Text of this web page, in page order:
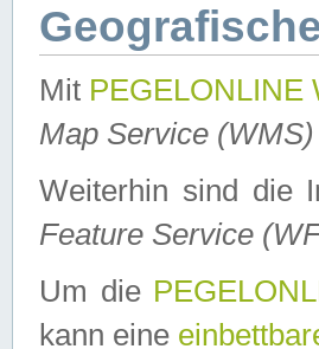
Mit PEGELONLINE
Map Service (WMS)
Weiterhin sind die
Feature Service
Um die
kann eine